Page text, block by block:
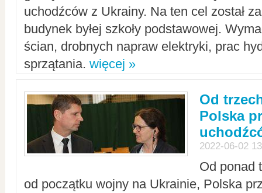
uchodźców z Ukrainy. Na ten cel został
budynek byłej szkoły podstawowej.
ścian, drobnych napraw elektryki, prac
sprzątania. więcej »
Od
Polska
2022-06-02
Od ponad
od początku wojny na Ukrainie, Polska